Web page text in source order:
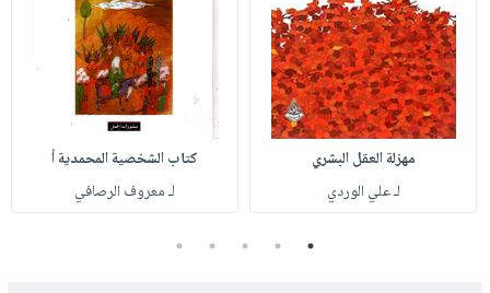
مهزلة العقل البشري
لـ علي الوردي
كتاب الشخصية المحمدية أ
لـ معروف الرصافي
1
2
3
4
5